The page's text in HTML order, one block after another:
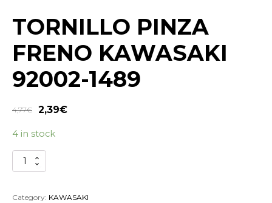
TORNILLO PINZA
FRENO KAWASAKI
92002-1489
4,77€ 2,39€
4 in stock
TORNILLO
PINZA
KAWASAKI
Category: KAWASAKI